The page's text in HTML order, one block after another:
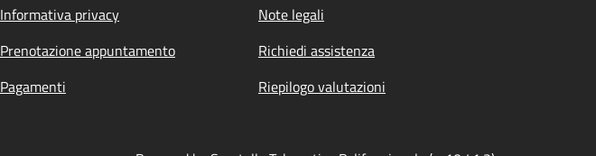
Informativa privacy
Note legali
Prenotazione appuntamento
Richiedi assistenza
Pagamenti
Riepilogo valutazioni